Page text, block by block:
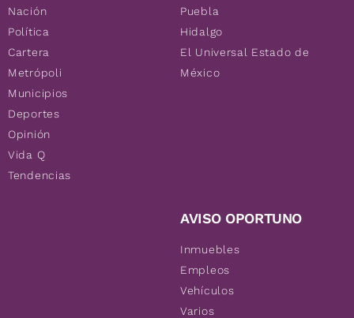
Nación
Política
Cartera
Metrópoli
Municipios
Deportes
Opinión
Vida Q
Tendencias
Puebla
Hidalgo
El Universal Estado de
México
AVISO OPORTUNO
Inmuebles
Empleos
Vehículos
Varios